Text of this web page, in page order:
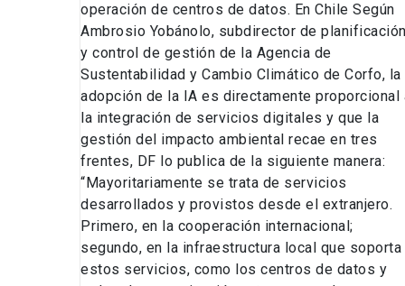
operación de centros de datos. En Chile Según
Ambrosio Yobánolo, subdirector de
y control de gestión de la Agencia de
Sustentabilidad y Cambio Climático de Corfo, la
adopción de la IA es directamente proporcional
la integración de servicios digitales y que la
gestión del impacto ambiental recae en tres
frentes, DF lo publica de la siguiente manera:
“Mayoritariamente se trata de servicios
desarrollados y provistos desde el extranjero.
Primero, en la cooperación internacional;
segundo, en la infraestructura local que soporta
estos servicios, como los centros de datos y